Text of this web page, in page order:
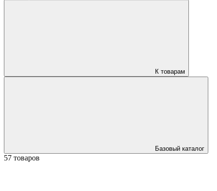
К товарам
Базовый каталог
57 товаров